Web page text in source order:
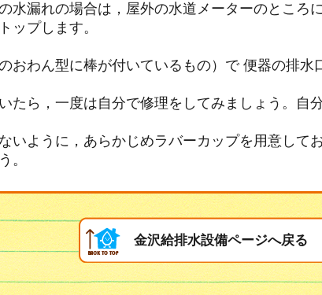
水漏れの場合は，屋外の水道メーターのところ
ップします。
おわん型に棒が付いているもの）で 便器の排
たら，一度は自分で修理をしてみましょう。自
いように，あらかじめラバーカップを用意して
。
金沢給排水設備ページへ戻る